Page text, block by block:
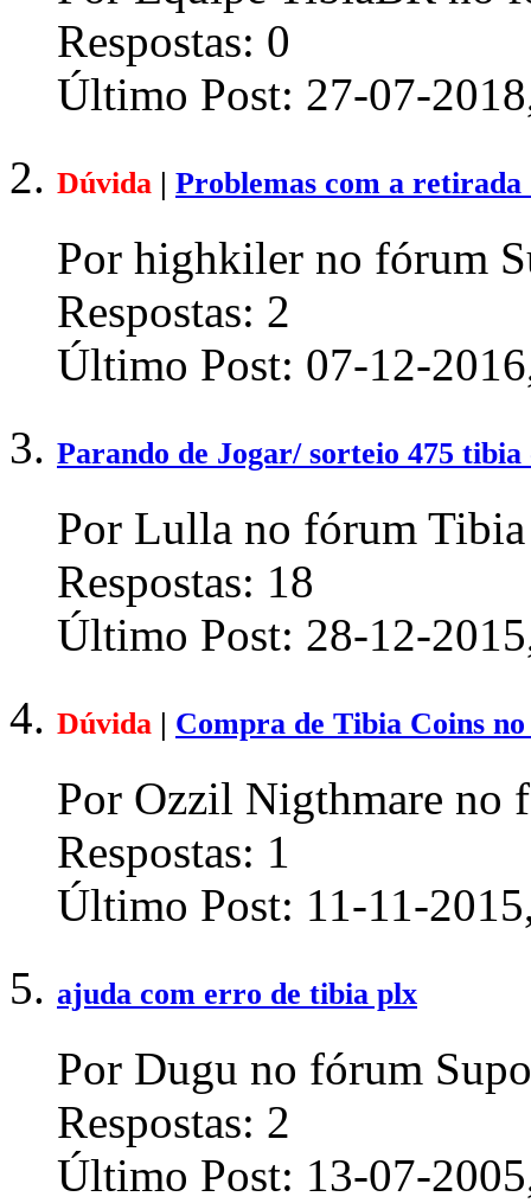
Respostas: 0
Último Post: 27-07-
Dúvida | Problemas com a retirada
Por highkiler no fórum
Respostas: 2
Último Post: 07-12-
Parando de Jogar/ sorteio 475 tibia
Por Lulla no fórum
Respostas: 18
Último Post: 28-12-
Dúvida | Compra de Tibia Coins
Por Ozzil Nigthmare no
Respostas: 1
Último Post: 11-11-
ajuda com erro de tibia plx
Por Dugu no fórum
Respostas: 2
Último Post: 13-07-